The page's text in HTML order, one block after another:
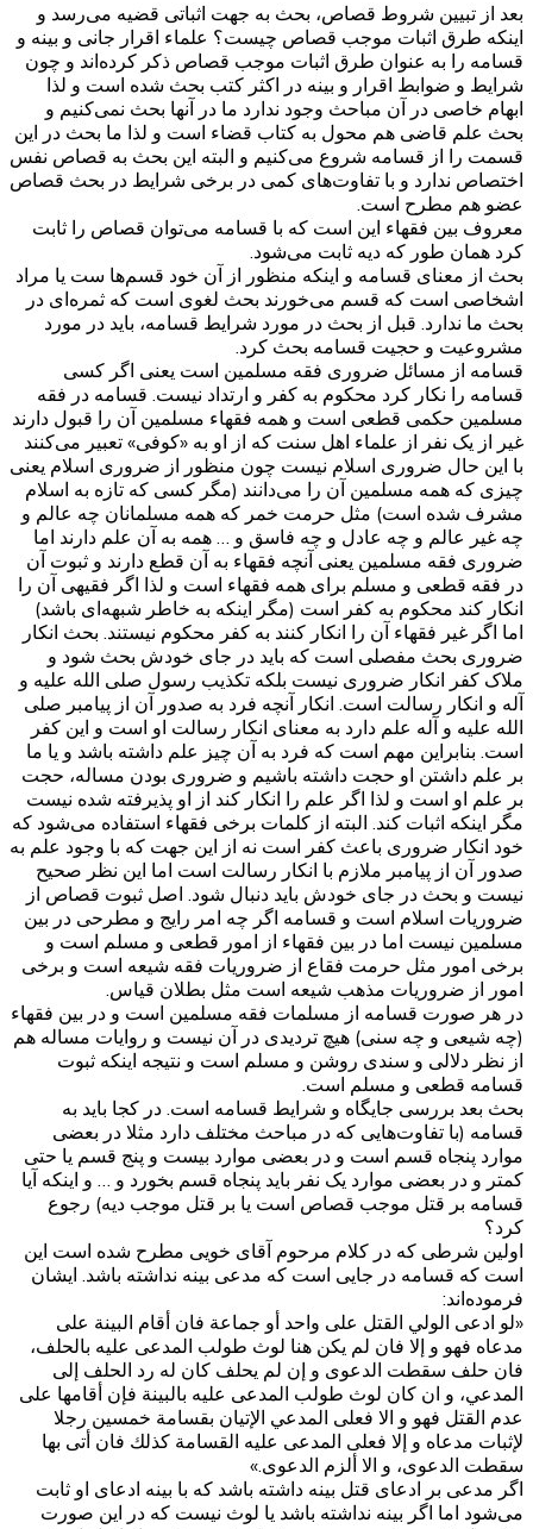
بعد از تبیین شروط قصاص، بحث به جهت اثباتی قضیه می‌رسد و
اینکه طرق اثبات موجب قصاص چیست؟ علماء اقرار جانی و بینه و
قسامه را به عنوان طرق اثبات موجب قصاص ذکر کرده‌اند و چون
شرایط و ضوابط اقرار و بینه در اکثر کتب بحث شده است و لذا
ابهام خاصی در آن مباحث وجود ندارد ما در آنها بحث نمی‌کنیم و
بحث علم قاضی هم محول به کتاب قضاء است و لذا ما بحث در این
قسمت را از قسامه شروع می‌کنیم و البته این بحث به قصاص نفس
اختصاص ندارد و با تفاوت‌های کمی در برخی شرایط در بحث قصاص
عضو هم مطرح است.
معروف بین فقهاء این است که با قسامه می‌توان قصاص را ثابت
کرد همان طور که دیه ثابت می‌شود.
بحث از معنای قسامه و اینکه منظور از آن خود قسم‌ها ست یا مراد
اشخاصی است که قسم می‌خورند بحث لغوی است که ثمره‌ای در
بحث ما ندارد. قبل از بحث در مورد شرایط قسامه، باید در مورد
مشروعیت و حجیت قسامه بحث کرد.
قسامه از مسائل ضروری فقه مسلمین است یعنی اگر کسی
قسامه را نکار کرد محکوم به کفر و ارتداد نیست. قسامه در فقه
مسلمین حکمی قطعی است و همه فقهاء مسلمین آن را قبول دارند
غیر از یک نفر از علماء اهل سنت که از او به «کوفی» تعبیر می‌کنند
با این حال ضروری اسلام نیست چون منظور از ضروری اسلام یعنی
چیزی که همه مسلمین آن را می‌دانند (مگر کسی که تازه به اسلام
مشرف شده است) مثل حرمت خمر که همه مسلمانان چه عالم و
چه غیر عالم و چه عادل و چه فاسق و … همه به آن علم دارند اما
ضروری فقه مسلمین یعنی آنچه فقهاء به آن قطع دارند و ثبوت آن
در فقه قطعی و مسلم برای همه فقهاء است و لذا اگر فقیهی آن را
انکار کند محکوم به کفر است (مگر اینکه به خاطر شبهه‌ای باشد)
اما اگر غیر فقهاء آن را انکار کنند به کفر محکوم نیستند. بحث انکار
ضروری بحث مفصلی است که باید در جای خودش بحث شود و
ملاک کفر انکار ضروری نیست بلکه تکذیب رسول صلی الله علیه و
آله و انکار رسالت است. انکار آنچه فرد به صدور آن از پیامبر صلی
الله علیه و آله علم دارد به معنای انکار رسالت او است و این کفر
است. بنابراین مهم است که فرد به آن چیز علم داشته باشد و یا ما
بر علم داشتن او حجت داشته باشیم و ضروری بودن مساله، حجت
بر علم او است و لذا اگر علم را انکار کند از او پذیرفته شده نیست
مگر اینکه اثبات کند. البته از کلمات برخی فقهاء استفاده می‌شود که
خود انکار ضروری باعث کفر است نه از این جهت که با وجود علم به
صدور آن از پیامبر ملازم با انکار رسالت است اما این نظر صحیح
نیست و بحث در جای خودش باید دنبال شود. اصل ثبوت قصاص از
ضروریات اسلام است و قسامه اگر چه امر رایج و مطرحی در بین
مسلمین نیست اما در بین فقهاء از امور قطعی و مسلم است و
برخی امور مثل حرمت فقاع از ضروریات فقه شیعه است و برخی
امور از ضروریات مذهب شیعه است مثل بطلان قیاس.
در هر صورت قسامه از مسلمات فقه مسلمین است و در بین فقهاء
(چه شیعی و چه سنی) هیچ تردیدی در آن نیست و روایات مساله هم
از نظر دلالی و سندی روشن و مسلم است و نتیجه اینکه ثبوت
قسامه قطعی و مسلم است.
بحث بعد بررسی جایگاه و شرایط قسامه است. در کجا باید به
قسامه (با تفاوت‌هایی که در مباحث مختلف دارد مثلا در بعضی
موارد پنجاه قسم است و در بعضی موارد بیست و پنج قسم یا حتی
کمتر و در بعضی موارد یک نفر باید پنجاه قسم بخورد و … و اینکه آیا
قسامه بر قتل موجب قصاص است یا بر قتل موجب دیه) رجوع
کرد؟
اولین شرطی که در کلام مرحوم آقای خویی مطرح شده است این
است که قسامه در جایی است که مدعی بینه نداشته باشد. ایشان
فرموده‌اند:
«لو ادعى الولي القتل على واحد أو جماعة فان أقام البينة على
مدعاه فهو و إلا فان لم يكن هنا لوث طولب المدعى عليه بالحلف،
فان حلف سقطت الدعوى و إن لم يحلف كان له رد الحلف إلى
المدعي، و ان كان لوث طولب‌ المدعى عليه بالبينة فإن أقامها على
عدم القتل فهو و الا فعلى المدعي الإتيان بقسامة خمسين رجلا
لإثبات مدعاه و إلا فعلى المدعى عليه القسامة كذلك فان أتى بها
سقطت الدعوى، و الا ألزم الدعوى.»
اگر مدعی بر ادعای قتل بینه داشته باشد که با بینه ادعای او ثابت
می‌شود اما اگر بینه نداشته باشد یا لوث نیست که در این صورت